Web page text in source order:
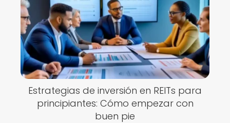
Estrategias de inversión en REITs para
principiantes: Cómo empezar con
buen pie